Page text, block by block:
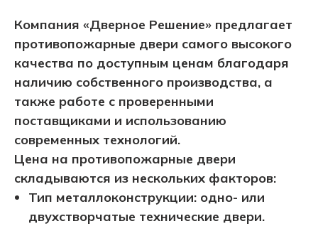
Компания «Дверное Решение» предлагает
противопожарные двери самого высокого
качества по доступным ценам благодаря
наличию собственного производства, а
также работе с проверенными
поставщиками и использованию
современных технологий.
Цена на противопожарные двери
складываются из нескольких факторов:
Тип металлоконструкции: одно- или
двухстворчатые технические двери.